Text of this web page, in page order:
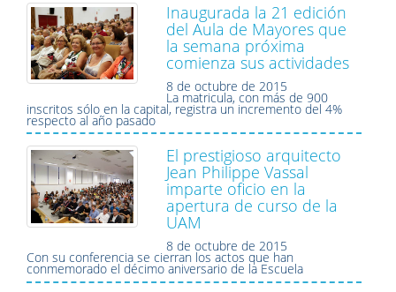
Inaugurada la 21 edición
del Aula de Mayores que
la semana próxima
comienza sus actividades
8 de octubre de 2015
La matricula, con más de 900
inscritos sólo en la capital, registra un incremento del 4%
respecto al año pasado
El prestigioso arquitecto
Jean Philippe Vassal
imparte oficio en la
apertura de curso de la
UAM
8 de octubre de 2015
Con su conferencia se cierran los actos que han
conmemorado el décimo aniversario de la Escuela